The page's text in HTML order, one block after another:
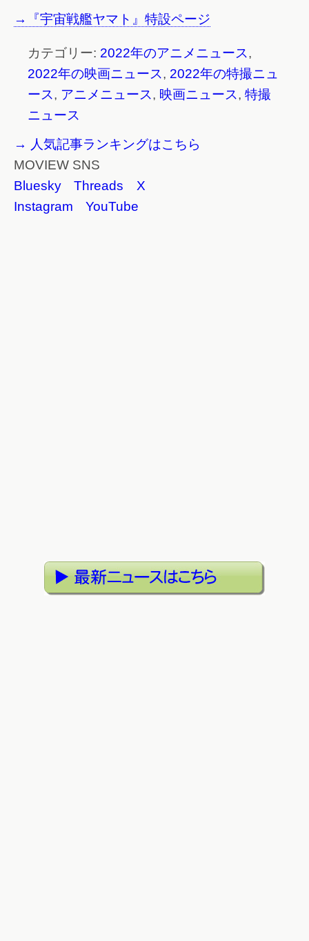
→『宇宙戦艦ヤマト』特設ページ
カテゴリー: 2022年のアニメニュース,
2022年の映画ニュース, 2022年の特撮ニュ
ース, アニメニュース, 映画ニュース, 特撮
ニュース
→ 人気記事ランキングはこちら
MOVIEW SNS
Bluesky
Threads
X
Instagram
YouTube